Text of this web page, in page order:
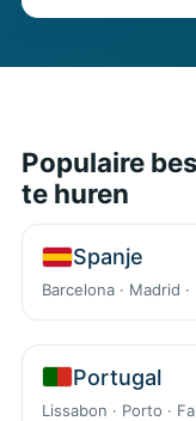
Populaire
te huren
Spanje
Barcelona · Madrid
Portugal
Lissabon · Porto ·